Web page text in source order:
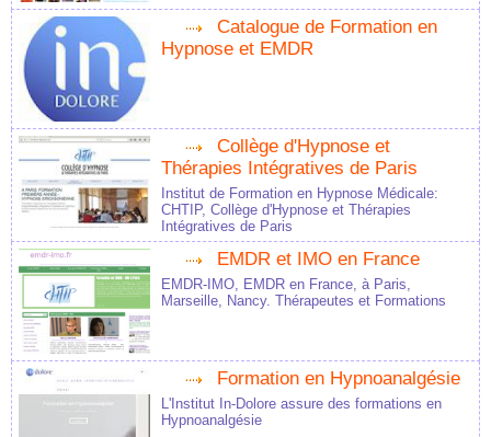
Catalogue de Formation en
Hypnose et EMDR
Collège d'Hypnose et
Thérapies Intégratives de Paris
Institut de Formation en Hypnose Médicale:
CHTIP, Collège d'Hypnose et Thérapies
Intégratives de Paris
EMDR et IMO en France
EMDR-IMO, EMDR en France, à Paris,
Marseille, Nancy. Thérapeutes et Formations
Formation en Hypnoanalgésie
L'Institut In-Dolore assure des formations en
Hypnoanalgésie